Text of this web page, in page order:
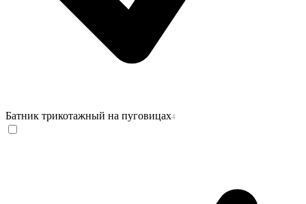
Батник трикотажный на пуговицах4